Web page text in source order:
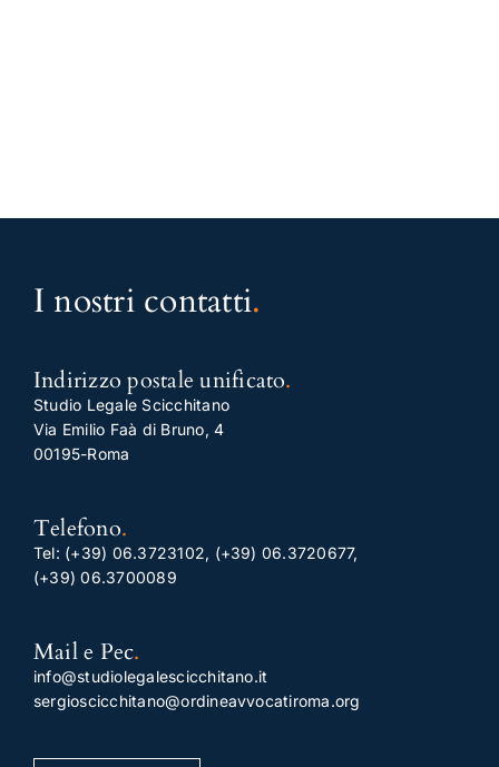
I nostri contatti.
Indirizzo postale unificato.
Studio Legale Scicchitano
Via Emilio Faà di Bruno, 4
00195-Roma
Telefono.
Tel: (+39) 06.3723102, (+39) 06.3720677,
(+39) 06.3700089
Mail e Pec.
info@studiolegalescicchitano.it
sergioscicchitano@ordineavvocatiroma.org